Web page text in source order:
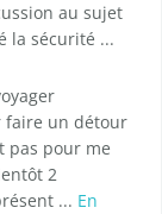
au sujet
la sécurité ...
faire un détour
pas pour me
2
... En